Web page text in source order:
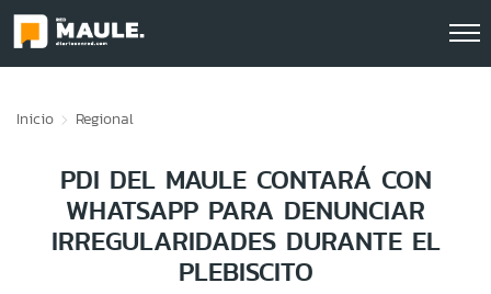
Inicio Regional
PDI DEL MAULE CONTARÁ CON
WHATSAPP PARA DENUNCIAR
IRREGULARIDADES DURANTE EL
PLEBISCITO